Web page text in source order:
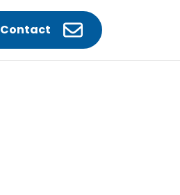
Contact